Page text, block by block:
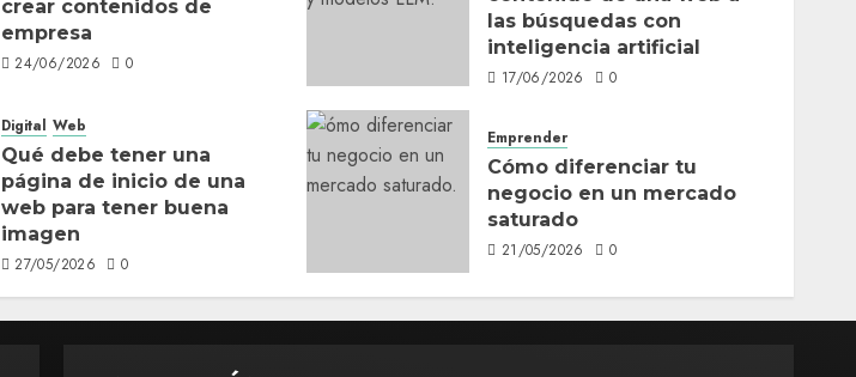
crear contenidos de
empresa
24/06/2026 0
las búsquedas con
inteligencia artificial
17/06/2026 0
Digital Web
Qué debe tener una
página de inicio de una
web para tener buena
imagen
27/05/2026 0
Emprender
Cómo diferenciar tu
negocio en un mercado
saturado
21/05/2026 0